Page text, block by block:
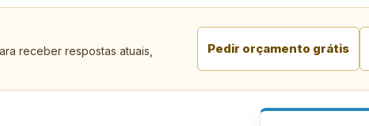
receber respostas atuais,
Pedir orçamento grátis